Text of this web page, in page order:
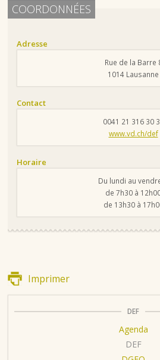
COORDONNÉES
Adresse
Rue de la Barre
1014 Lausanne
Contact
0041 21 316 30
www.vd.ch/def
Horaire
Du lundi au
de 7h30 à
de 13h30 à
Imprimer
DEF
Agenda
DEF